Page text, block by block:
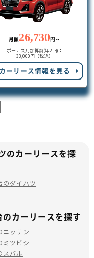
月額 26,730 円～
ボーナス月加算額(年2回)：
33,000円（税込）
カーリース情報を見る
のカーリースを探
のダイハツ
カーリースを探す
ニッサン
ミツビシ
スバル